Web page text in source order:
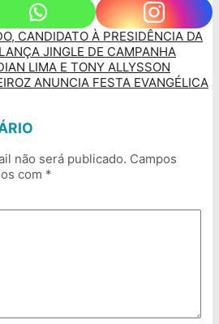
CANDIDATO À PRESIDÊNCIA DA
JINGLE DE CAMPANHA
LIMA E TONY ALLYSSON
ANUNCIA FESTA EVANGÉLICA
não será publicado. Campos
com *